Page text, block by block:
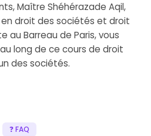
Maître Shéhérazade Aqil,
droit des sociétés et droit
au Barreau de Paris, vous
long de ce cours de droit
des sociétés.
❓ FAQ